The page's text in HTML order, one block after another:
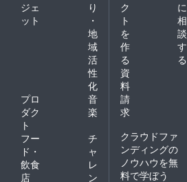
ジェ
ット
り
・
地
域
活
性
化
プロ
ダク
ト
音
楽
フー
ド・
飲食
店
チ
ャ
レ
ン
ク
ト
を
作
る
に
相
談
す
る
資
料
請
求
クラウドファ
ンディングの
ノウハウを無
料で学ぼう